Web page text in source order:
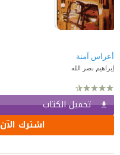
أعراس آمنة
إبراهيم نصر الله
تحميل الكتاب
اشترك الآن